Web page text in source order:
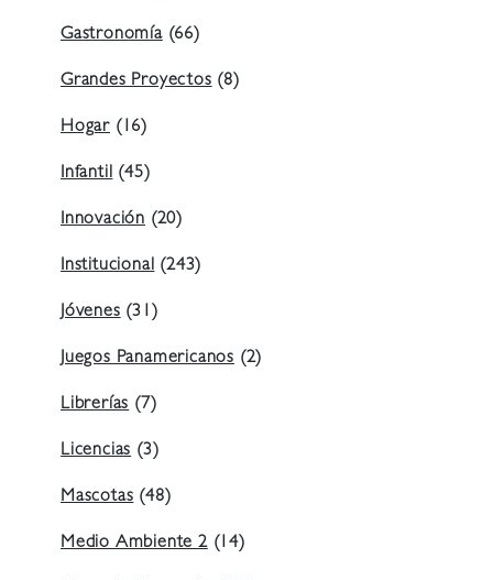
Gastronomía(66)
Grandes Proyectos(8)
Hogar (16)
Infantil(45)
Innovación (20)
Institucional(243)
Jóvenes(31)
Juegos Panamericanos (2)
Librerías(7)
Licencias(3)
Mascotas(48)
Medio Ambiente 2(14)